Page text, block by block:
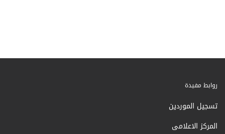
روابط مفيدة
تسجيل الموردين
المركز الاعلامى